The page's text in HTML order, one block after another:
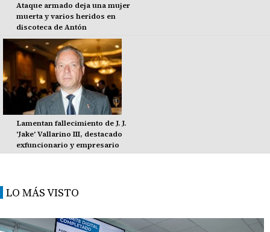
Ataque armado deja una mujer
muerta y varios heridos en
discoteca de Antón
Lamentan fallecimiento de J. J.
'Jake' Vallarino III, destacado
exfuncionario y empresario
LO MÁS VISTO